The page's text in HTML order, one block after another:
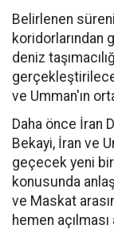
Belirlenen
deniz
ve Umman'ın
Daha önce İran
Bekayi, İran ve
geçecek yeni
konusunda
ve Maskat
hemen